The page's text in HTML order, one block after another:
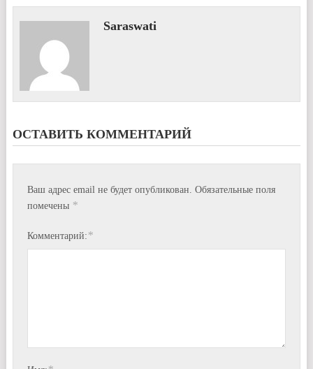
Saraswati
ОСТАВИТЬ КОММЕНТАРИЙ
Ваш адрес email не будет опубликован.
Обязательные поля
помечены *
Комментарий: *